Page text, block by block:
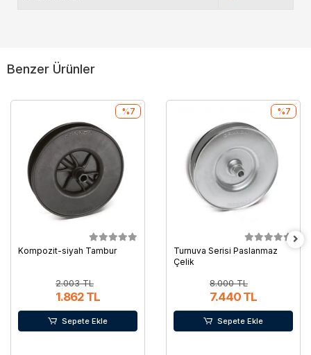
Benzer Ürünler
Kompozit-siyah Tambur
2.003 TL
1.862 TL
%7
Sepete Ekle
Turnuva Serisi Paslanmaz
Çelik
8.000 TL
7.440 TL
%7
Sepete Ekle